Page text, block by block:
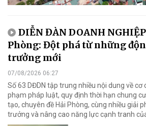
DIỄN ĐÀN DOANH NGHIỆP
Phòng: Đột phá từ những
trưởng mới
07/08/2026 06:27
Số 63 DĐDN tập trung nhiều nội dung về cơ
phạm pháp luật, quy định thời hạn chung
tạo, chuyên đề Hải Phòng, cùng nhiều giải
trưởng và nâng cao năng lực cạnh tranh